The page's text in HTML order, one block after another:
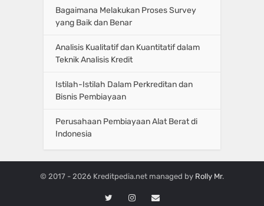
Bagaimana Melakukan Proses Survey
yang Baik dan Benar
Analisis Kualitatif dan Kuantitatif dalam
Teknik Analisis Kredit
Istilah-Istilah Dalam Perkreditan dan
Bisnis Pembiayaan
Perusahaan Pembiayaan Alat Berat di
Indonesia
© 2017 - 2026 Kreditpedia.net managed by Rolly Mr.